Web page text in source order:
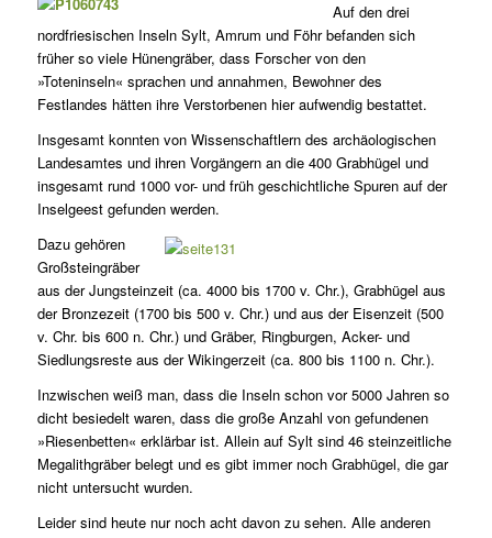
Auf den drei
nordfriesischen Inseln Sylt, Amrum und Föhr befanden sich
früher so viele Hünengräber, dass Forscher von den
»Toteninseln« sprachen und annahmen, Bewohner des
Festlandes hätten ihre Verstorbenen hier aufwendig bestattet.
Insgesamt konnten von Wissenschaftlern des archäologischen
Landesamtes und ihren Vorgängern an die 400 Grabhügel und
insgesamt rund 1000 vor- und früh geschichtliche Spuren auf der
Inselgeest gefunden werden.
Dazu gehören
Großsteingräber
aus der Jungsteinzeit (ca. 4000 bis 1700 v. Chr.), Grabhügel aus
der Bronzezeit (1700 bis 500 v. Chr.) und aus der Eisenzeit (500
v. Chr. bis 600 n. Chr.) und Gräber, Ringburgen, Acker- und
Siedlungsreste aus der Wikingerzeit (ca. 800 bis 1100 n. Chr.).
Inzwischen weiß man, dass die Inseln schon vor 5000 Jahren so
dicht besiedelt waren, dass die große Anzahl von gefundenen
»Riesenbetten« erklärbar ist. Allein auf Sylt sind 46 steinzeitliche
Megalithgräber belegt und es gibt immer noch Grabhügel, die gar
nicht untersucht wurden.
Leider sind heute nur noch acht davon zu sehen. Alle anderen